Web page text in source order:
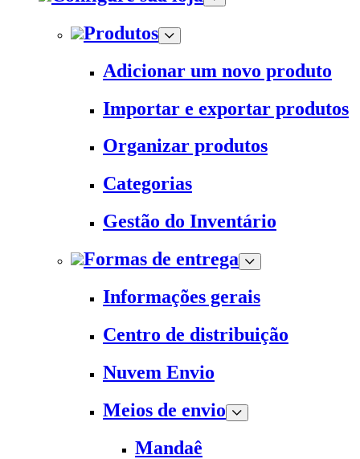
Produtos
Adicionar um novo produto
Importar e exportar produtos
Organizar produtos
Categorias
Gestão do Inventário
Formas de entrega
Informações gerais
Centro de distribuição
Nuvem Envio
Meios de envio
Mandaê